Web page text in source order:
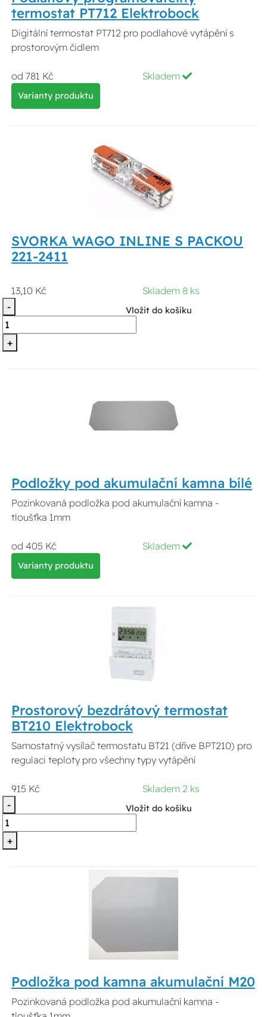
termostat PT712 Elektrobock
Digitální termostat PT712 pro podlahové vytápění s
prostorovým čidlem
od 781 Kč Skladem
Varianty produktu
SVORKA WAGO INLINE S PACKOU
221-2411
13,10 Kč
Skladem 8 ks
-
+
Vložit do košíku
Podložky pod akumulační kamna bílé
Pozinkovaná podložka pod akumulační kamna -
tloušťka 1mm
od 405 Kč Skladem
Varianty produktu
Prostorový bezdrátový termostat
BT210 Elektrobock
Samostatný vysílač termostatu BT21 (dříve BPT210) pro
regulaci teploty pro všechny typy vytápění
915 Kč
Skladem 2 ks
-
+
Vložit do košíku
Podložka pod kamna akumulační M20
Pozinkovaná podložka pod akumulační kamna -